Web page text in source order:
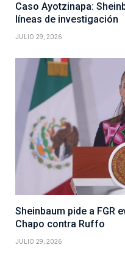
Caso Ayotzinapa:
líneas de investigación
JULIO 29, 2026
Sheinbaum pide a FGR
Chapo contra Ruffo
JULIO 29, 2026